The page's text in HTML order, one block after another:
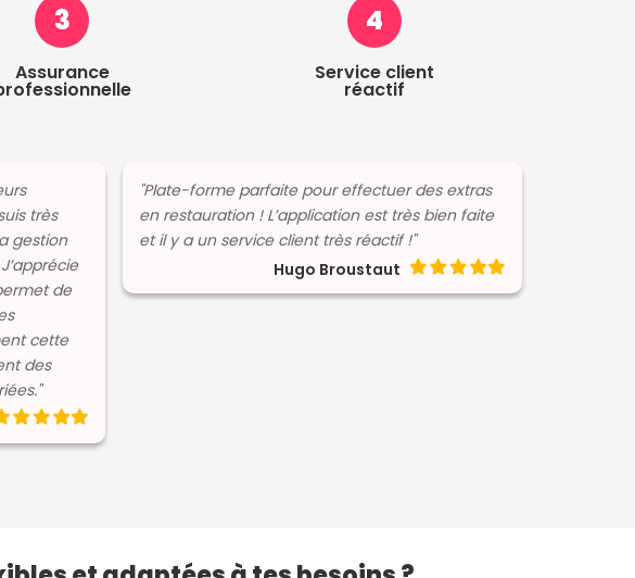
3
Assurance
4
Service client
réactif
très
gestion
de
cette
des
"Plate-forme parfaite pour effectuer des extras
en restauration ! L’application est très bien faite
et il y a un service client très réactif !"
Hugo Broustaut